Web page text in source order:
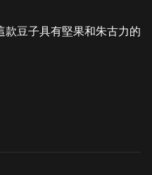
豆子具有堅果和朱古力的